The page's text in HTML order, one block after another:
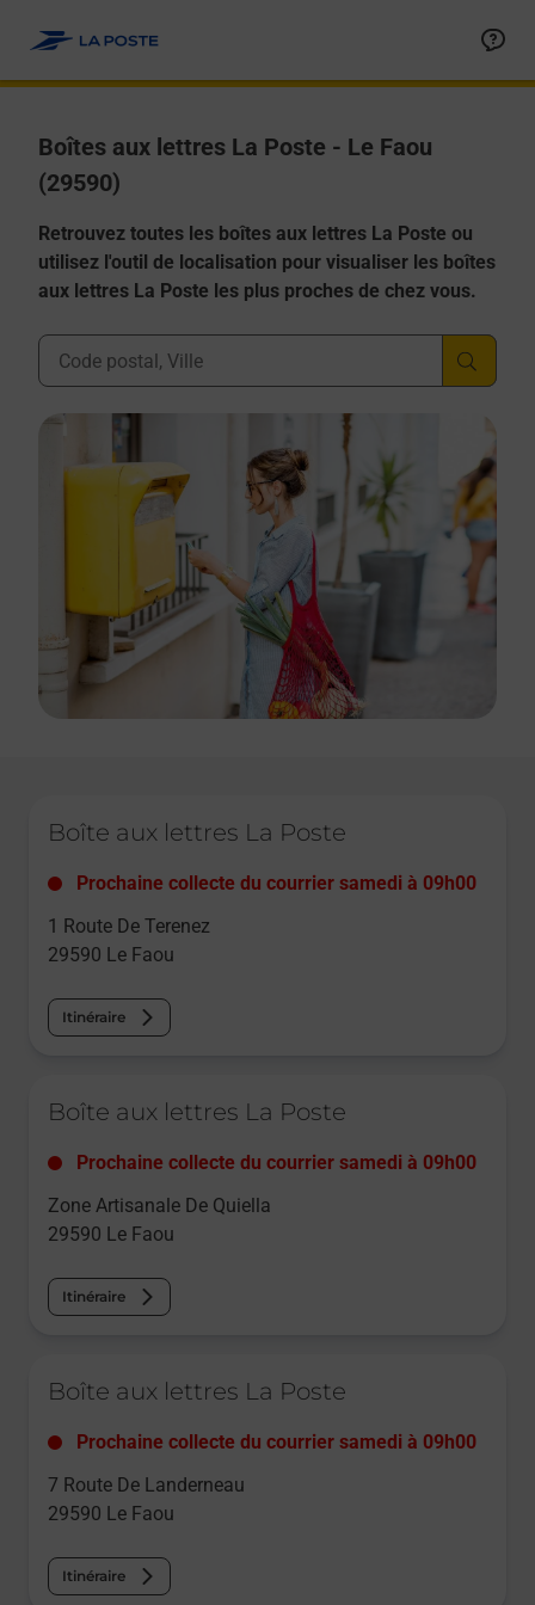
Boîtes aux lettres La Poste - Le Faou
(29590)
Retrouvez toutes les boîtes aux lettres La Poste ou
utilisez l'outil de localisation pour visualiser les boîtes
aux lettres La Poste les plus proches de chez vous.
Ville, Département, Code Postal
Boîte aux lettres La Poste
Prochaine collecte du courrier samedi à 09h00
1 Route De Terenez
29590 Le Faou
Itinéraire
Boîte aux lettres La Poste
Prochaine collecte du courrier samedi à 09h00
Zone Artisanale De Quiella
29590 Le Faou
Itinéraire
Boîte aux lettres La Poste
Prochaine collecte du courrier samedi à 09h00
7 Route De Landerneau
29590 Le Faou
Itinéraire